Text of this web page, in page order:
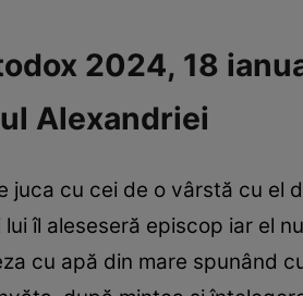
2024, 18
Alexandriei
juca cu cei de o vârstă cu el
îl aleseseră episcop iar el
cu apă din mare spunând